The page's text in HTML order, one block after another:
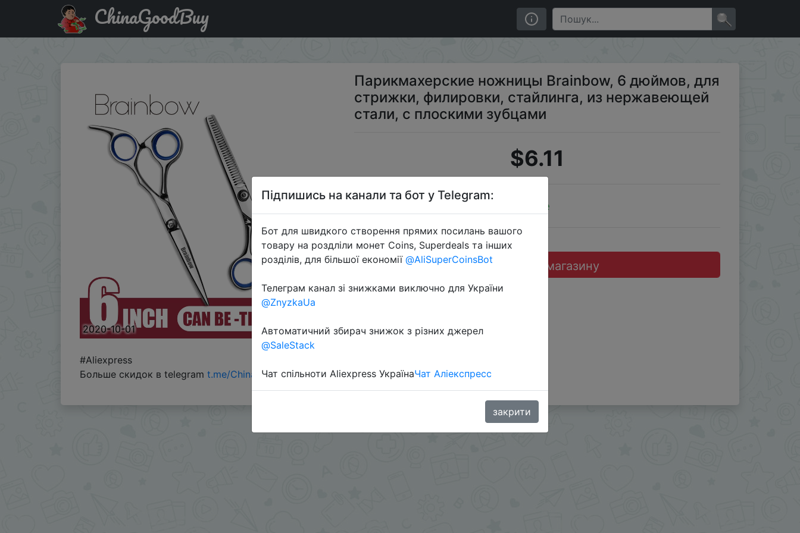
Придбати по знижці Парикмахерские ножницы Brainbow, 6 дюймов, для стрижки, филировки, стайлинга, из нержавеющей стали, с плоскими зубцами
ChinaGoodBuy
2020-10-01
Парикмахерские ножницы Brainbow, 6 дюймов, для
стрижки, филировки, стайлинга, из нержавеющей
стали, с плоскими зубцами
$6.11
Sale
Перейти до магазину
#Aliexpress
Больше скидок в telegram t.me/ChinaGoodBuy
Підпишись на канали та бот у Telegram:
Бот для швидкого створення прямих посилань вашого
товару на роздліли монет Coins, Superdeals та інших
розділів, для більшої економії @AliSuperCoinsBot
Телеграм канал зі знижками виключно для України
@ZnyzkaUa
Автоматичний збирач знижок з різних джерел
@SaleStack
Чат спільноти Aliexpress УкраїнаЧат Аліекспресс
закрити